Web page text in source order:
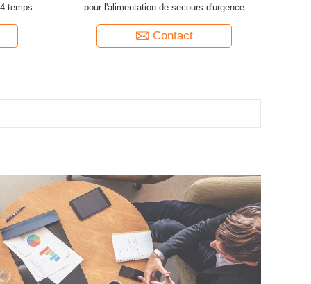
temps
pour l'alimentation de secours d'urgence
Contact